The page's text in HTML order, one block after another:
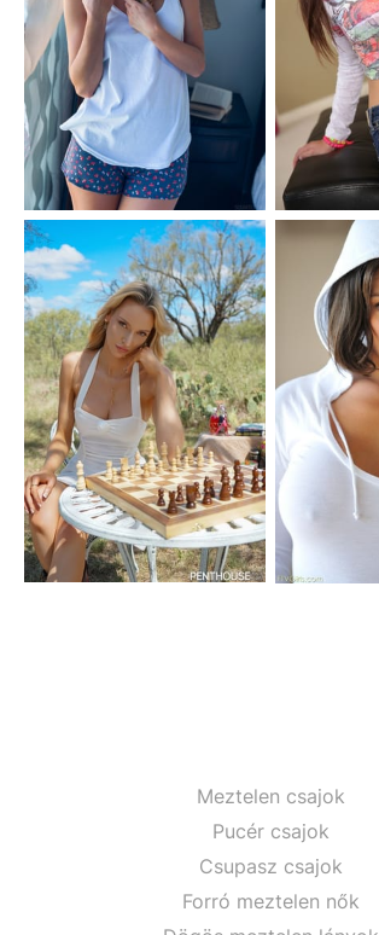
Meztelen csajok
Pucér csajok
Csupasz csajok
Forró meztelen nők